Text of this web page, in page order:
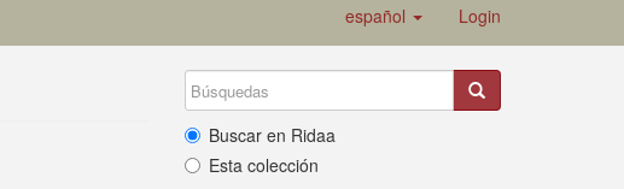
español Login
Buscar en Ridaa
Esta colección